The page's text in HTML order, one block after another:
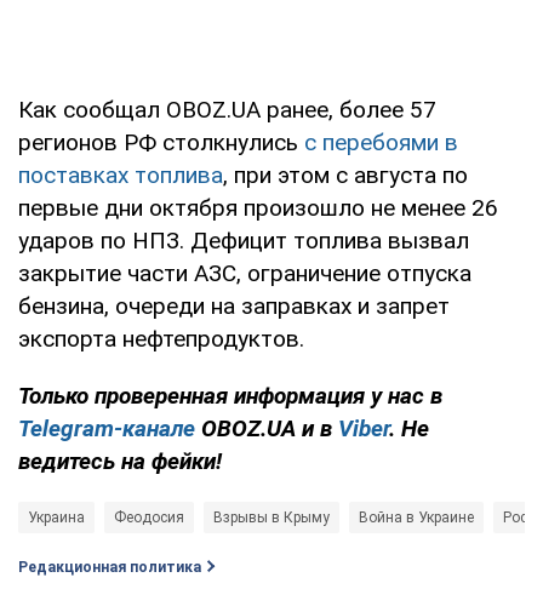
Как сообщал OBOZ.UA ранее, более 57
регионов РФ столкнулись с перебоями в
поставках топлива, при этом с августа по
первые дни октября произошло не менее 26
ударов по НПЗ. Дефицит топлива вызвал
закрытие части АЗС, ограничение отпуска
бензина, очереди на заправках и запрет
экспорта нефтепродуктов.
Только проверенная информация у нас в
Telegram-канале OBOZ.UA и в Viber. Не
ведитесь на фейки!
Украина Феодосия Взрывы в Крыму Война в Украине
Редакционная политика